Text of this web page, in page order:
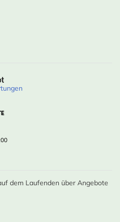
dem Laufenden über Angebote